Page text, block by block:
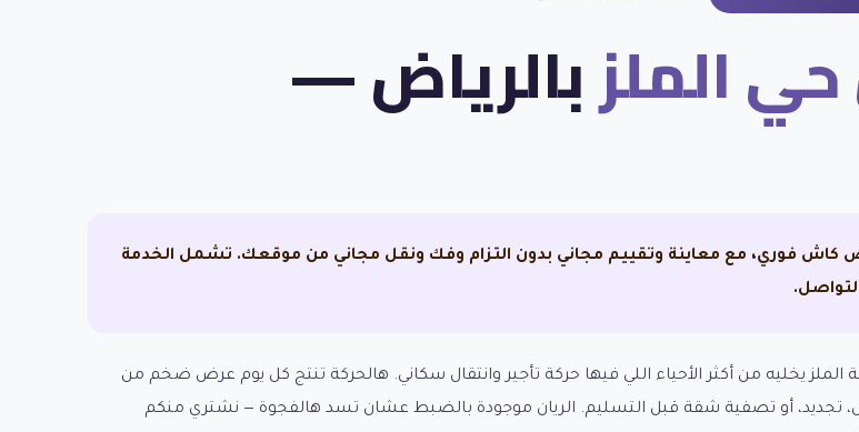
الملزبالرياض —
كاش فوري، مع معاينة وتقييم مجاني بدون التزام وفك ونقل مجاني من موقعك. تشمل الخدمة
يخليه من أكثر الأحياء اللي فيها حركة تأجير وانتقال سكاني. هالحركة تنتج كل يوم عرض ضخم من
تجديد، أو تصفية شقة قبل التسليم. الريان موجودة بالضبط عشان تسد هالفجوة — نشتري منكم